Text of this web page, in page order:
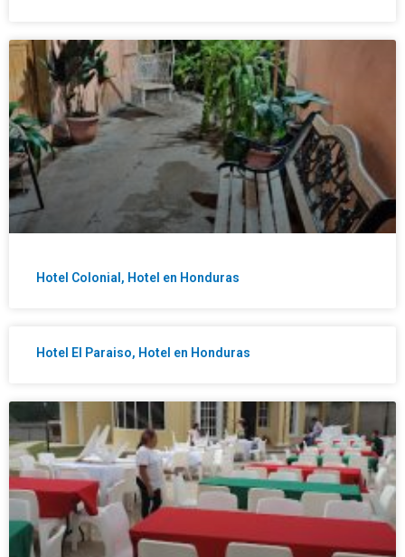
Hotel Colonial, Hotel en Honduras
Hotel El Paraiso, Hotel en Honduras